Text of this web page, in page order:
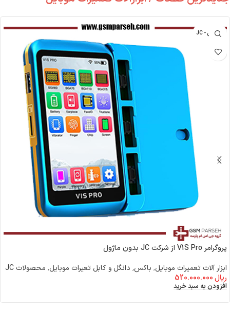
جی سی - JC
پروگرامر V1S Pro از شرکت JC بدون ماژول
ابزار آلات تعمیرات موبایل, باکس٬ دانگل و کابل تعیرات موبایل , محصولات JC
ریال
افزودن به سبد خرید